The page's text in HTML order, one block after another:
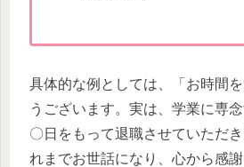
具体的な例としては、「お時間
うございます。実は、学業に専
〇日をもって退職させていただ
れまでお世話になり、心から感